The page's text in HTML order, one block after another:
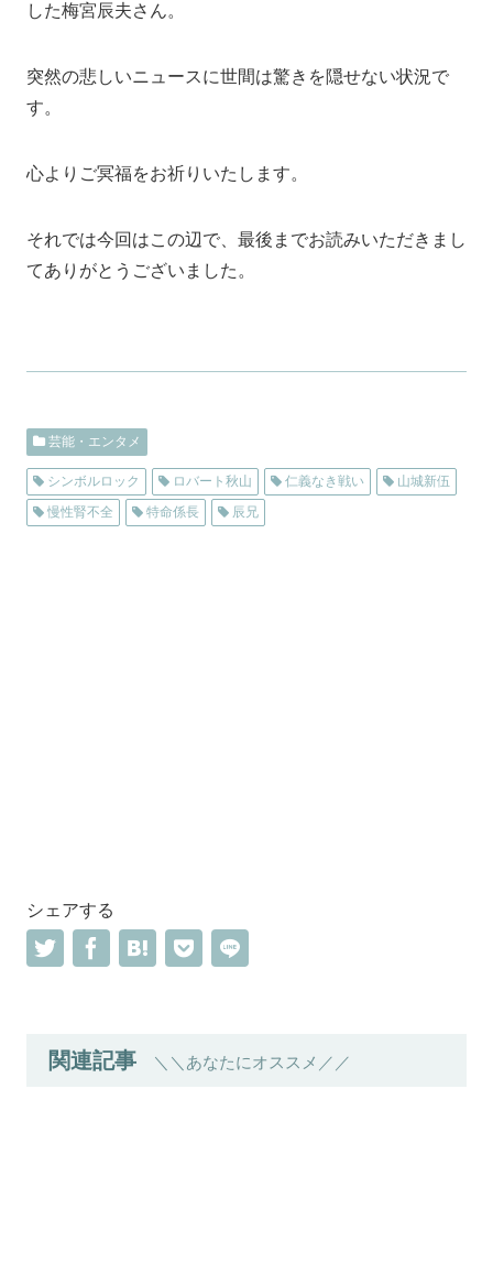
した梅宮辰夫さん。
突然の悲しいニュースに世間は驚きを隠せない状況で
す。
心よりご冥福をお祈りいたします。
それでは今回はこの辺で、最後までお読みいただきまし
てありがとうございました。
芸能・エンタメ
シンボルロック ロバート秋山 仁義なき戦い
山城新伍
慢性腎不全
特命係長 辰兄
シェアする
関連記事 ＼＼あなたにオススメ／／